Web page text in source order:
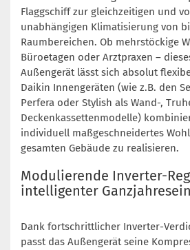
Flaggschiff zur gleichzeitigen und
unabhängigen Klimatisierung von
Raumbereichen. Ob mehrstöckige
Büroetagen oder Arztpraxen –
Außengerät lässt sich absolut
Daikin Innengeräten (wie z.B. den
Perfera oder Stylish als Wand-,
Deckenkassettenmodelle)
individuell maßgeschneidertes
gesamten Gebäude zu realisieren.
Modulierende Inverter-
intelligenter
Dank fortschrittlicher Inverter-
passt das Außengerät seine